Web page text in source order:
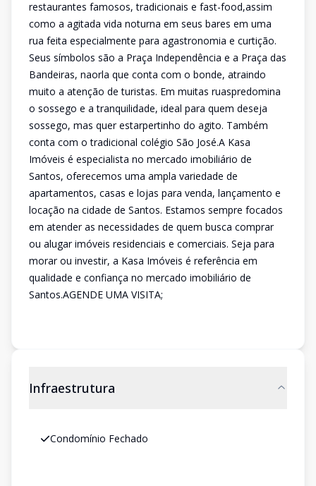
restaurantes famosos, tradicionais e fast-food,assim
como a agitada vida noturna em seus bares em uma
rua feita especialmente para agastronomia e curtição.
Seus símbolos são a Praça Independência e a Praça das
Bandeiras, naorla que conta com o bonde, atraindo
muito a atenção de turistas. Em muitas ruaspredomina
o sossego e a tranquilidade, ideal para quem deseja
sossego, mas quer estarpertinho do agito. Também
conta com o tradicional colégio São José.A Kasa
Imóveis é especialista no mercado imobiliário de
Santos, oferecemos uma ampla variedade de
apartamentos, casas e lojas para venda, lançamento e
locação na cidade de Santos. Estamos sempre focados
em atender as necessidades de quem busca comprar
ou alugar imóveis residenciais e comerciais. Seja para
morar ou investir, a Kasa Imóveis é referência em
qualidade e confiança no mercado imobiliário de
Santos.AGENDE UMA VISITA;
Infraestrutura
Condomínio Fechado